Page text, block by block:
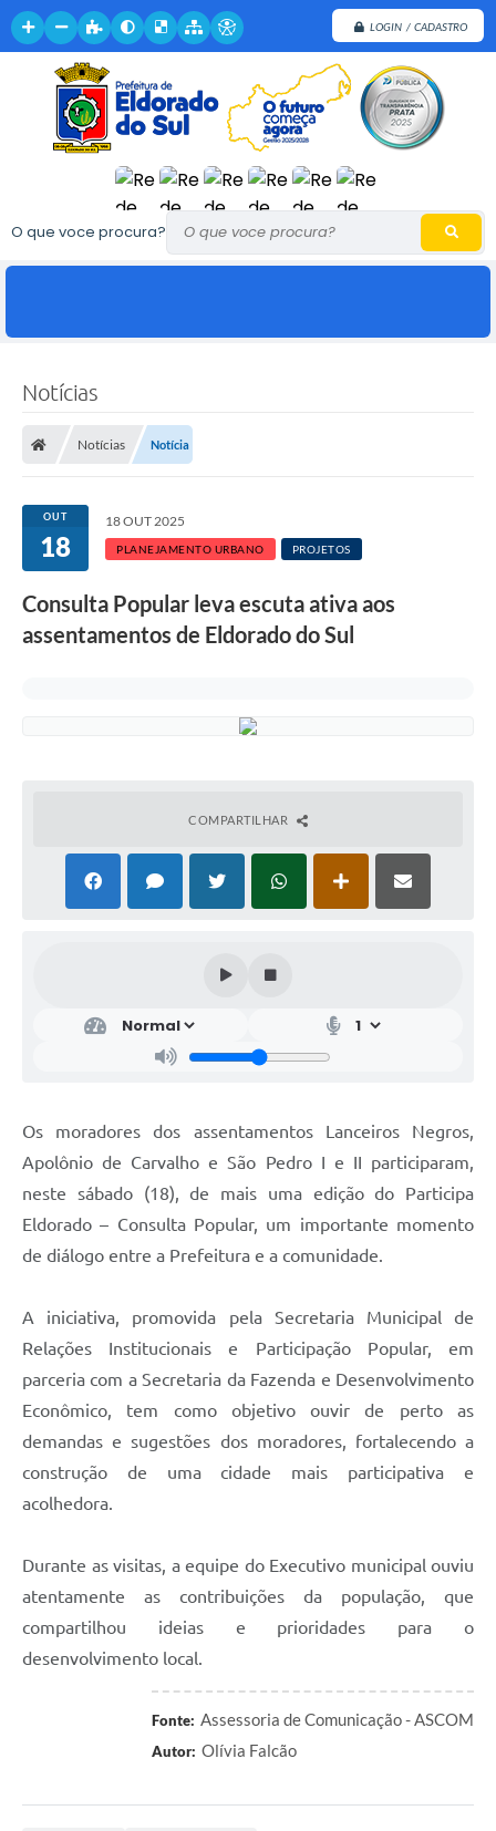
LOGIN / CADASTRO
O que voce procura?
Notícias
Notícias Notícia
OUT
18
18 OUT 2025
PLANEJAMENTO URBANO PROJETOS
Consulta Popular leva escuta ativa aos
assentamentos de Eldorado do Sul
COMPARTILHAR
Os moradores dos assentamentos Lanceiros Negros,
Apolônio de Carvalho e São Pedro I e II participaram,
neste sábado (18), de mais uma edição do Participa
Eldorado – Consulta Popular, um importante momento
de diálogo entre a Prefeitura e a comunidade.
A iniciativa, promovida pela Secretaria Municipal de
Relações Institucionais e Participação Popular, em
parceria com a Secretaria da Fazenda e Desenvolvimento
Econômico, tem como objetivo ouvir de perto as
demandas e sugestões dos moradores, fortalecendo a
construção de uma cidade mais participativa e
acolhedora.
Durante as visitas, a equipe do Executivo municipal ouviu
atentamente as contribuições da população, que
compartilhou ideias e prioridades para o
desenvolvimento local.
Fonte: Assessoria de Comunicação - ASCOM
Autor: Olívia Falcão